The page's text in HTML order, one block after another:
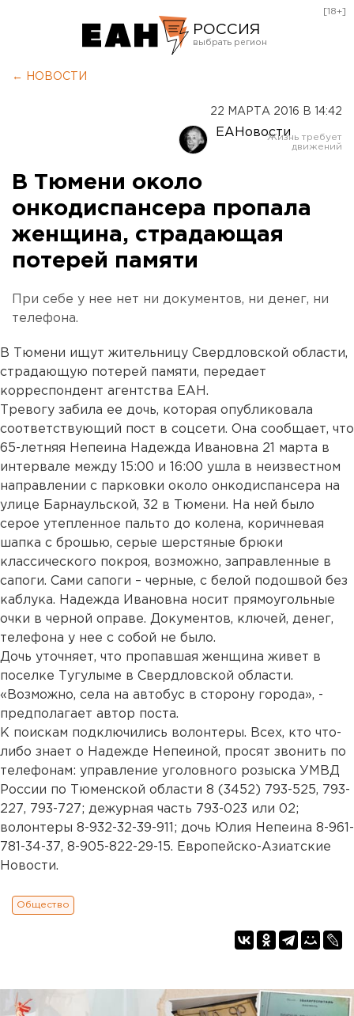
РОССИЯ
Оренбург
[18+]
← НОВОСТИ
22 МАРТА 2016 В 14:42
ЕАНовости
В Тюмени около
онкодиспансера пропала
женщина, страдающая
потерей памяти
При себе у нее нет ни документов, ни денег, ни
телефона.
В Тюмени ищут жительницу Свердловской области,
страдающую потерей памяти, передает
корреспондент агентства ЕАН.
Тревогу забила ее дочь, которая опубликовала
соответствующий пост в соцсети. Она сообщает, что
65-летняя Непеина Надежда Ивановна 21 марта в
интервале между 15:00 и 16:00 ушла в неизвестном
направлении с парковки около онкодиспансера на
улице Барнаульской, 32 в Тюмени. На ней было
серое утепленное пальто до колена, коричневая
шапка с брошью, серые шерстяные брюки
классического покроя, возможно, заправленные в
сапоги. Сами сапоги – черные, с белой подошвой без
каблука. Надежда Ивановна носит прямоугольные
очки в черной оправе. Документов, ключей, денег,
телефона у нее с собой не было.
Дочь уточняет, что пропавшая женщина живет в
поселке Тугулыме в Свердловской области.
«Возможно, села на автобус в сторону города», -
предполагает автор поста.
К поискам подключились волонтеры. Всех, кто что-
либо знает о Надежде Непеиной, просят звонить по
телефонам: управление уголовного розыска УМВД
России по Тюменской области 8 (3452) 793-525, 793-
227, 793-727; дежурная часть 793-023 или 02;
волонтеры 8-932-32-39-911; дочь Юлия Непеина 8-961-
781-34-37, 8-905-822-29-15. Европейско-Азиатские
Новости.
Общество